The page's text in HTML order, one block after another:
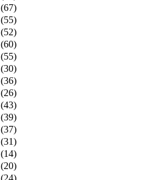
(67)
(55)
(52)
(60)
(55)
(30)
(36)
(26)
(43)
(39)
(37)
(31)
(14)
(20)
(24)